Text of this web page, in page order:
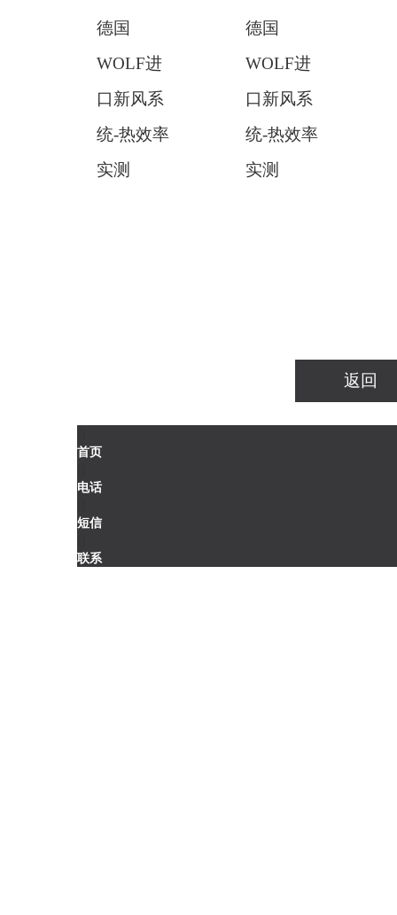
德国
WOLF进
口新风系
统-热效率
实测
德国
WOLF进
口新风系
统-热效率
实测
返回
首页
电话
短信
联系